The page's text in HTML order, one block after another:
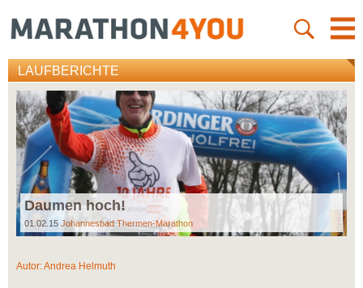
LAUFBERICHTE
Daumen hoch!
01.02.15 Johannesbad Thermen-Marathon
Autor:Andrea Helmuth